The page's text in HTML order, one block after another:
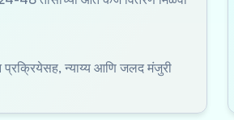
न्याय्य आणि जलद मंजुरी